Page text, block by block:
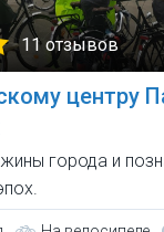
11 отзывов
центру
города и